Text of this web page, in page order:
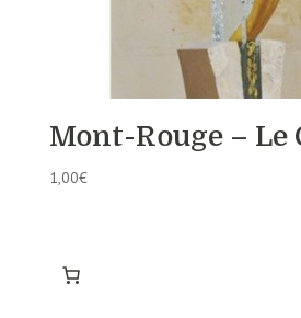
Mont-Rouge – Le
1,00€